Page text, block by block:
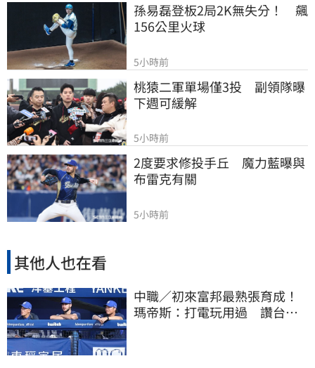
孫易磊登板2局2K無失分！　飆
156公里火球
5小時前
桃猿二軍單場僅3投　副領隊曝
下週可緩解
5小時前
2度要求修投手丘　魔力藍曝與
布雷克有關
5小時前
其他人也在看
中職／初來富邦最熟張育成！
瑪帝斯：打電玩用過 讚台灣